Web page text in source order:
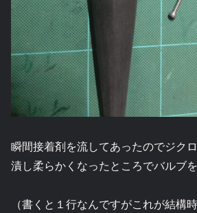
瞬間接着剤を流してあったのでジク
漬し柔らかくなったところでバルブを
（書くと１行なんですがこれが結構